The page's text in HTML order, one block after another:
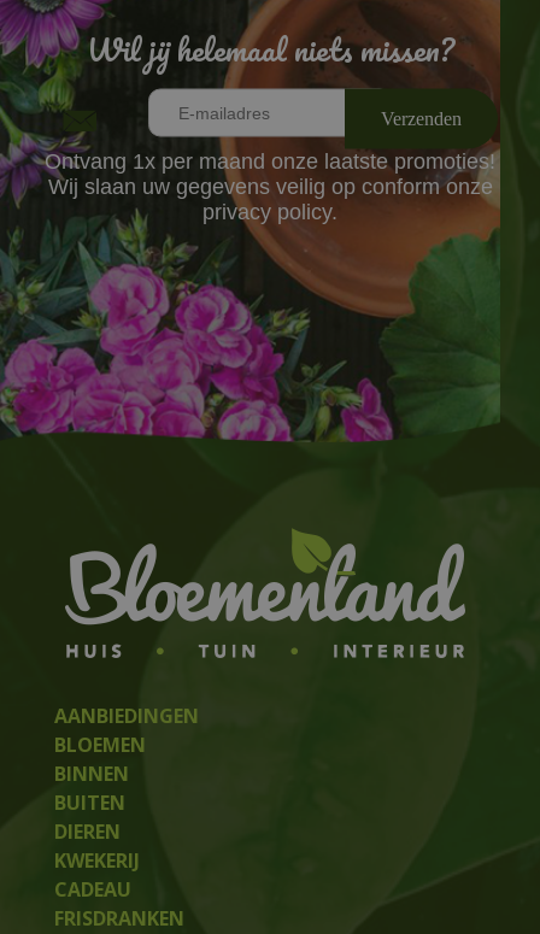
Wil jij helemaal niets missen?
Ontvang 1x per maand onze laatste promoties!
Wij slaan uw gegevens veilig op conform onze
privacy policy.
AANBIEDINGEN
BLOEMEN
BINNEN
BUITEN
DIEREN
KWEKERIJ
CADEAU
FRISDRANKEN